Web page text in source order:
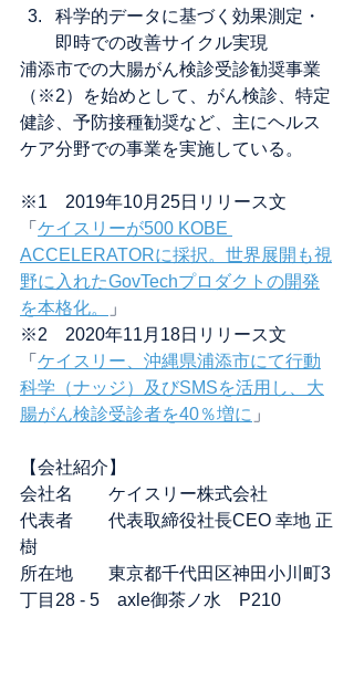
科学的データに基づく効果測定・
即時での改善サイクル実現
浦添市での大腸がん検診受診勧奨事業
（※2）を始めとして、がん検診、特定
健診、予防接種勧奨など、主にヘルス
ケア分野での事業を実施している。
※1　2019年10月25日リリース文
「 ケイスリーが500 KOBE
ACCELERATORに採択。世界展開も視
野に入れたGovTechプロダクトの開発
を本格化。
」
※2　2020年11月18日リリース文
「 ケイスリー、沖縄県浦添市にて行動
科学（ナッジ）及びSMSを活用し、大
腸がん検診受診者を40％増に 」
【会社紹介】
会社名	ケイスリー株式会社
代表者	代表取締役社長CEO 幸地 正
樹
所在地	東京都千代田区神田小川町3
丁目28 - 5　axle御茶ノ水　P210